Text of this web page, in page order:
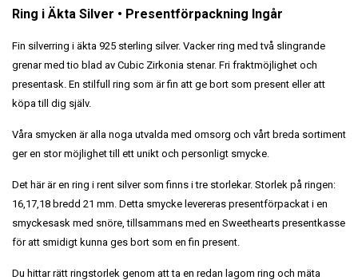
Ring i Äkta Silver • Presentförpackning Ingår
Fin silverring i äkta 925 sterling silver. Vacker ring med två slingrande
grenar med tio blad av Cubic Zirkonia stenar. Fri fraktmöjlighet och
presentask. En stilfull ring som är fin att ge bort som present eller att
köpa till dig själv.
Våra smycken är alla noga utvalda med omsorg och vårt breda sortiment
ger en stor möjlighet till ett unikt och personligt smycke.
Det här är en ring i rent silver som finns i tre storlekar. Storlek på ringen:
16,17,18 bredd 21 mm. Detta smycke levereras presentförpackat i en
smyckesask med snöre, tillsammans med en Sweethearts presentkasse
för att smidigt kunna ges bort som en fin present.
Du hittar rätt ringstorlek genom att ta en redan lagom ring och mäta